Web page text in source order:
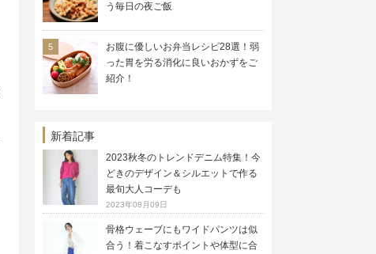
う毎日の夜ご飯
お腹に優しいお弁当レシピ28選！弱
った胃を労る消化に良いおかずをご
紹介！
新着記事
2023秋冬のトレンドデニム特集！今
どきのデザイン＆シルエットで作る
最旬大人コーデも
2023年08月09日
骨格ウェーブにもワイドパンツは似
合う！着こなすポイントや体型に合